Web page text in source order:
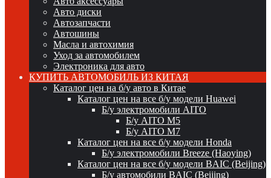
Авто диски
Автозапчасти
Автошины
Масла и автохимия
Уход за автомобилем
Электроника для авто
КУПИТЬ АВТОМОБИЛЬ ИЗ КИТАЯ
Каталог цен на б/у авто в Китае
Каталог цен на все б/у модели Huawei
Б/у электромобили AITO
Б/у AITO M5
Б/у AITO M7
Каталог цен на все б/у модели Honda
Б/у электромобили Breeze (Haoying)
Каталог цен на все б/у модели BAIC (Beijing)
Б/у автомобили BAIC (Beijing)